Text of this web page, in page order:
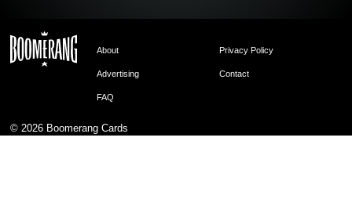
About Privacy Policy
Advertising Contact
FAQ
© 2026 Boomerang Cards